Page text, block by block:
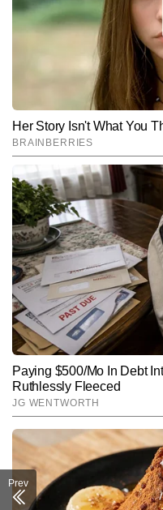
A post shared by
एंटरटेनमेंट और
अपना पैशन मानने वाली
फिल्में देखना, नई जगहें
पूनम मूल रूप से
केंद्रीय विश्वविद्यालय से
राष्ट्रीय विश्वविद्यालय से
Subscribe
Prev